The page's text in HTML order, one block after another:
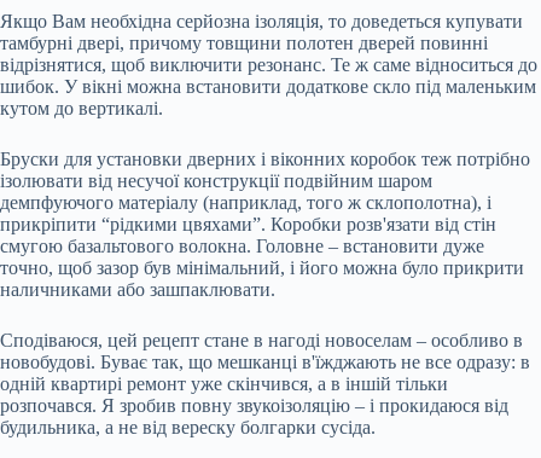
Якщо Вам необхідна серйозна ізоляція, то доведеться купувати
тамбурні двері, причому товщини полотен дверей повинні
відрізнятися, щоб виключити резонанс. Те ж саме відноситься до
шибок. У вікні можна встановити додаткове скло під маленьким
кутом до вертикалі.
Бруски для установки дверних і віконних коробок теж потрібно
ізолювати від несучої конструкції подвійним шаром
демпфуючого матеріалу (наприклад, того ж склополотна), і
прикріпити “рідкими цвяхами”. Коробки розв'язати від стін
смугою базальтового волокна. Головне – встановити дуже
точно, щоб зазор був мінімальний, і його можна було прикрити
наличниками або зашпаклювати.
Сподіваюся, цей рецепт стане в нагоді новоселам – особливо в
новобудові. Буває так, що мешканці в'їжджають не все одразу: в
одній квартирі ремонт уже скінчився, а в іншій тільки
розпочався. Я зробив повну звукоізоляцію – і прокидаюся від
будильника, а не від вереску болгарки сусіда.